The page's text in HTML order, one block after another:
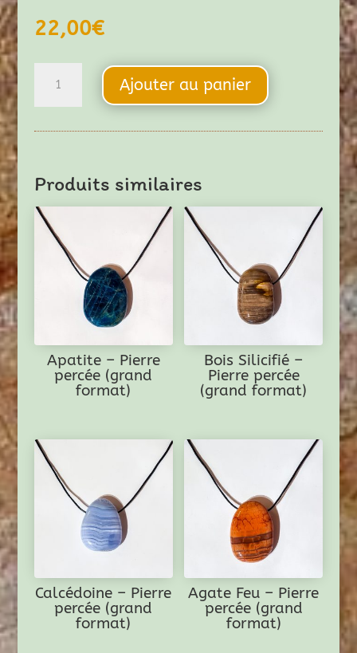
22,00€
-
percée
(grand
format)
Ajouter au panier
Produits similaires
Apatite – Pierre
percée (grand
format)
Bois Silicifié –
Pierre percée
(grand format)
Calcédoine – Pierre
percée (grand
format)
Agate Feu – Pierre
percée (grand
format)